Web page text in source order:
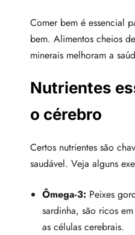
Comer bem é essencial
bem. Alimentos cheios
minerais melhoram a
Nutrientes
o cérebro
Certos nutrientes são
saudável. Veja alguns
Ômega-3: Peixes
sardinha, são ricos
as células cerebrais.